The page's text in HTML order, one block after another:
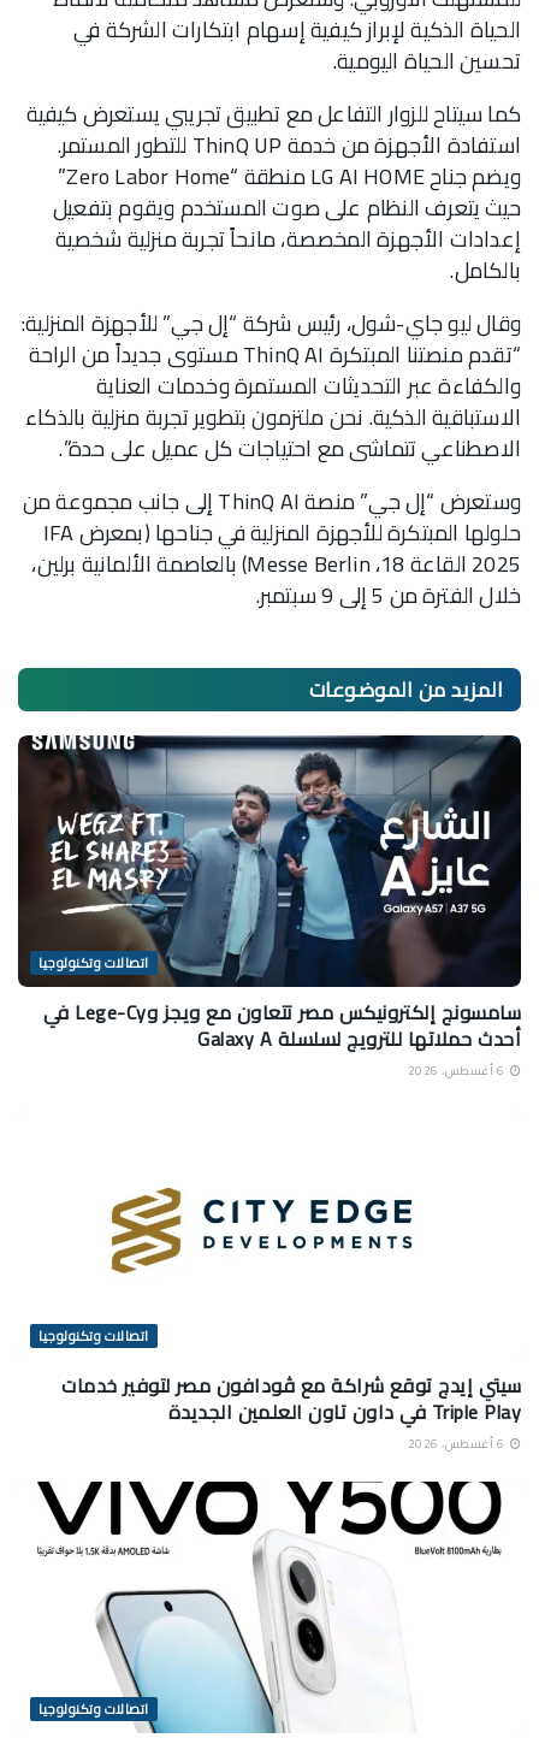
الحياة الذكية لإبراز كيفية إسهام ابتكارات الشركة في
تحسين الحياة اليومية.
كما سيتاح للزوار التفاعل مع تطبيق تجريبي يستعرض كيفية
استفادة الأجهزة من خدمة ThinQ UP للتطور المستمر.
ويضم جناح LG AI HOME منطقة “Zero Labor Home”
حيث يتعرف النظام على صوت المستخدم ويقوم بتفعيل
إعدادات الأجهزة المخصصة، مانحاً تجربة منزلية شخصية
بالكامل.
وقال ليو جاي-شول، رئيس شركة “إل جي” للأجهزة المنزلية:
“تقدم منصتنا المبتكرة ThinQ AI مستوى جديداً من الراحة
والكفاءة عبر التحديثات المستمرة وخدمات العناية
الاستباقية الذكية. نحن ملتزمون بتطوير تجربة منزلية بالذكاء
الاصطناعي تتماشى مع احتياجات كل عميل على حدة”.
وستعرض “إل جي” منصة ThinQ AI إلى جانب مجموعة من
حلولها المبتكرة للأجهزة المنزلية في جناحها (بمعرض IFA
2025 القاعة 18، Messe Berlin) بالعاصمة الألمانية برلين،
خلال الفترة من 5 إلى 9 سبتمبر.
المزيد منالموضوعات
اتصالات وتكنولوجيا
سامسونج إلكترونيكس مصر تتعاون مع ويجز وLege-Cy في
أحدث حملاتها للترويج لسلسلة Galaxy A
اتصالات وتكنولوجيا
سيتي إيدج توقع شراكة مع ڤودافون مصر لتوفير خدمات
Triple Play في داون تاون العلمين الجديدة
اتصالات وتكنولوجيا